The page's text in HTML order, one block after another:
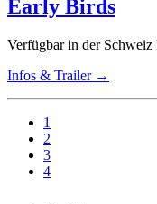
Early Birds
Verfügbar in der
Infos & Trailer →
1
2
3
4